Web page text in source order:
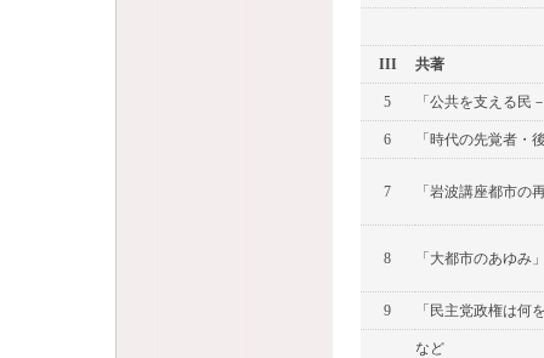
III 共著
5 「公共を支える民
6 「時代の先覚者・
7 「岩波講座都市
8 「大都市のあゆみ
9 「民主党政権は
など